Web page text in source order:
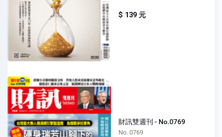
$ 139 元
財訊雙週刊 - No.0769
No. 0769